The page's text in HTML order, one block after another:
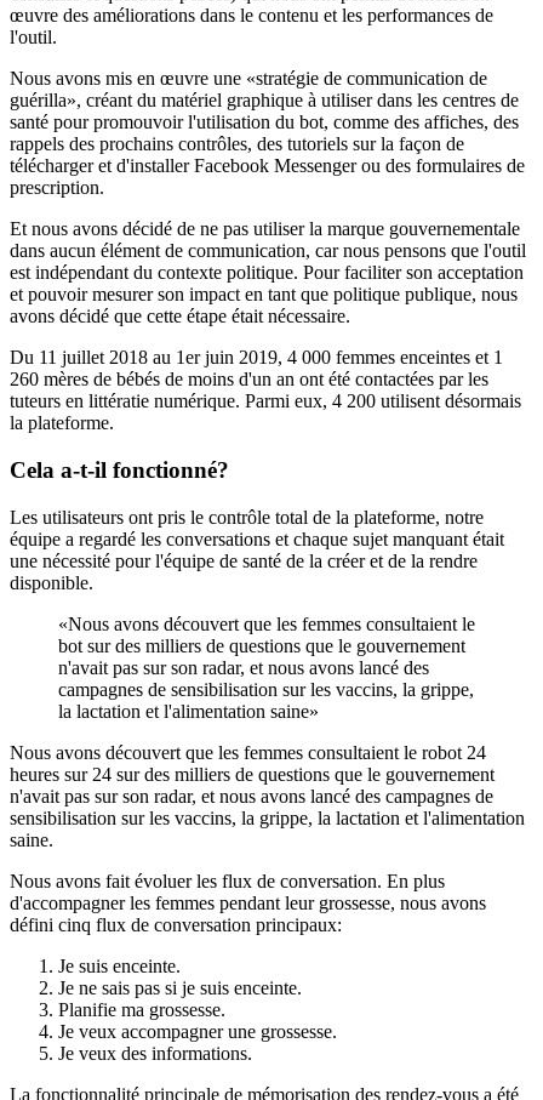
œuvre des améliorations dans le contenu et les performances de
l'outil.
Nous avons mis en œuvre une «stratégie de communication de
guérilla», créant du matériel graphique à utiliser dans les centres de
santé pour promouvoir l'utilisation du bot, comme des affiches, des
rappels des prochains contrôles, des tutoriels sur la façon de
télécharger et d'installer Facebook Messenger ou des formulaires de
prescription.
Et nous avons décidé de ne pas utiliser la marque gouvernementale
dans aucun élément de communication, car nous pensons que l'outil
est indépendant du contexte politique. Pour faciliter son acceptation
et pouvoir mesurer son impact en tant que politique publique, nous
avons décidé que cette étape était nécessaire.
Du 11 juillet 2018 au 1er juin 2019, 4 000 femmes enceintes et 1
260 mères de bébés de moins d'un an ont été contactées par les
tuteurs en littératie numérique. Parmi eux, 4 200 utilisent désormais
la plateforme.
Cela a-t-il fonctionné?
Les utilisateurs ont pris le contrôle total de la plateforme, notre
équipe a regardé les conversations et chaque sujet manquant était
une nécessité pour l'équipe de santé de la créer et de la rendre
disponible.
«Nous avons découvert que les femmes consultaient le
bot sur des milliers de questions que le gouvernement
n'avait pas sur son radar, et nous avons lancé des
campagnes de sensibilisation sur les vaccins, la grippe,
la lactation et l'alimentation saine»
Nous avons découvert que les femmes consultaient le robot 24
heures sur 24 sur des milliers de questions que le gouvernement
n'avait pas sur son radar, et nous avons lancé des campagnes de
sensibilisation sur les vaccins, la grippe, la lactation et l'alimentation
saine.
Nous avons fait évoluer les flux de conversation. En plus
d'accompagner les femmes pendant leur grossesse, nous avons
défini cinq flux de conversation principaux:
Je suis enceinte.
Je ne sais pas si je suis enceinte.
Planifie ma grossesse.
Je veux accompagner une grossesse.
Je veux des informations.
La fonctionnalité principale de mémorisation des rendez-vous a été